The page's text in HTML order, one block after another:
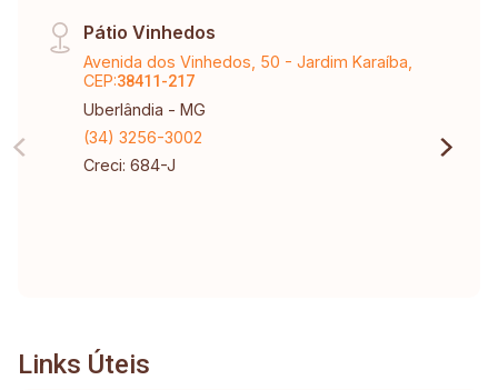
Pátio Vinhedos
Avenida dos Vinhedos, 50 - Jardim Karaíba,
CEP:38411-217
Uberlândia - MG
(34) 3256-3002
Creci: 684-J
Links Úteis